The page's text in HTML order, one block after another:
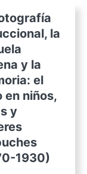
la
y la
el
en niños,
y
1930)